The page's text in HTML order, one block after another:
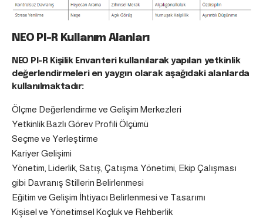
NEO PI-R Kullanım Alanları
NEO PI-R Kişilik Envanteri kullanılarak yapılan yetkinlik
değerlendirmeleri en yaygın olarak aşağıdaki alanlarda
kullanılmaktadır:
Ölçme Değerlendirme ve Gelişim Merkezleri
Yetkinlik Bazlı Görev Profili Ölçümü
Seçme ve Yerleştirme
Kariyer Gelişimi
Yönetim, Liderlik, Satış, Çatışma Yönetimi, Ekip Çalışması
gibi Davranış Stillerin Belirlenmesi
Eğitim ve Gelişim İhtiyacı Belirlenmesi ve Tasarımı
Kişisel ve Yönetimsel Koçluk ve Rehberlik